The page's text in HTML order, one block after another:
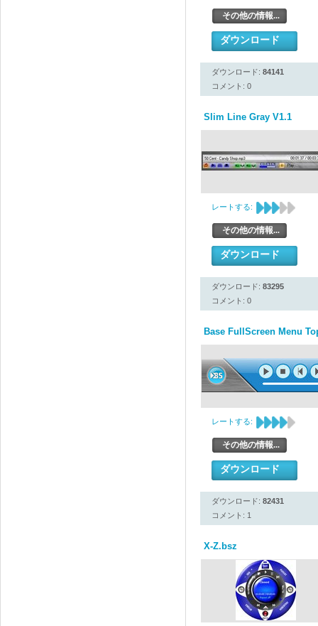
その他の情報...
ダウンロード
ダウンロード: 84141
コメント: 0
Slim Line Gray V1.1
レートする:
その他の情報...
ダウンロード
ダウンロード: 83295
コメント: 0
Base FullScreen Menu
レートする:
その他の情報...
ダウンロード
ダウンロード: 82431
コメント: 1
X-Z.bsz